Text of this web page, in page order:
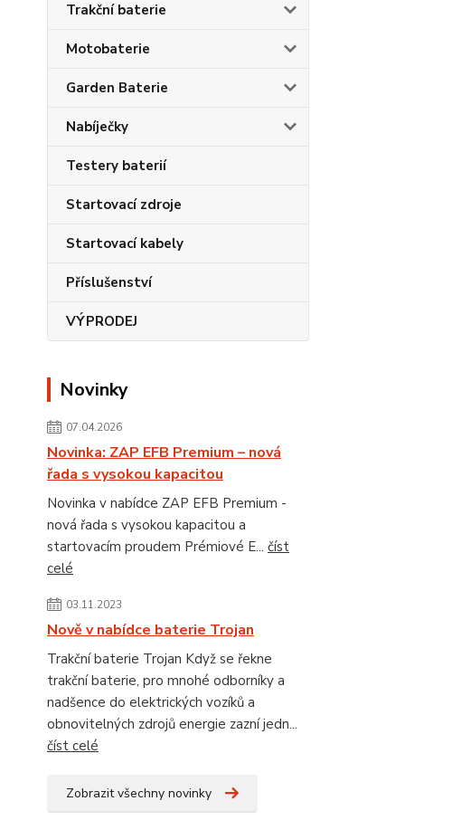
Trakční baterie
Motobaterie
Garden Baterie
Nabíječky
Testery baterií
Startovací zdroje
Startovací kabely
Příslušenství
VÝPRODEJ
Novinky
07.04.2026
Novinka: ZAP EFB Premium – nová
řada s vysokou kapacitou
Novinka v nabídce ZAP EFB Premium -
nová řada s vysokou kapacitou a
startovacím proudem Prémiové E... číst
celé
03.11.2023
Nově v nabídce baterie Trojan
Trakční baterie Trojan Když se řekne
trakční baterie, pro mnohé odborníky a
nadšence do elektrických vozíků a
obnovitelných zdrojů energie zazní jedn...
číst celé
Zobrazit všechny novinky